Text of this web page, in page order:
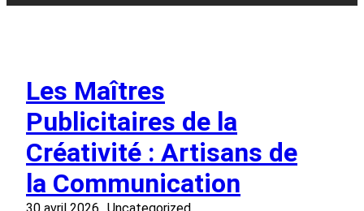
Les Maîtres
Publicitaires de la
Créativité : Artisans de
la Communication